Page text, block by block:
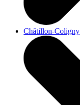
Châtillon-Coligny